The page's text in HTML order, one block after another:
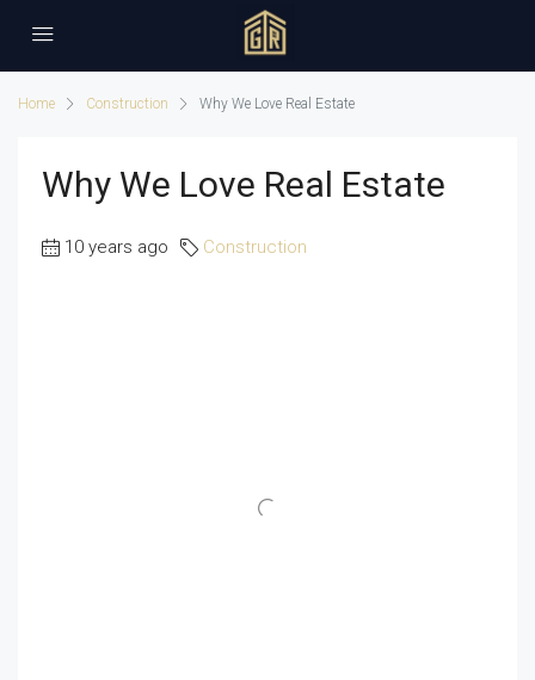
Home Construction Why We Love Real Estate
Why We Love Real Estate
10 years ago Construction